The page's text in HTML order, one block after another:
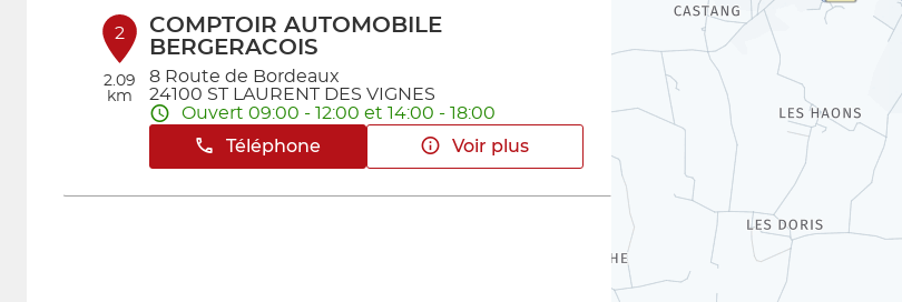
2
2.09
km
COMPTOIR AUTOMOBILE
BERGERACOIS
8 Route de Bordeaux
24100 ST LAURENT DES VIGNES
Ouvert 09:00 - 12:00 et 14:00 - 18:00
Téléphone
Voir plus